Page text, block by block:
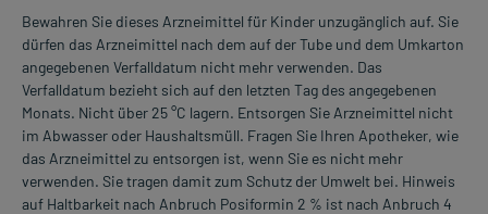
Bewahren Sie dieses Arzneimittel für Kinder unzugänglich auf. Sie
dürfen das Arzneimittel nach dem auf der Tube und dem Umkarton
angegebenen Verfalldatum nicht mehr verwenden. Das
Verfalldatum bezieht sich auf den letzten Tag des angegebenen
Monats. Nicht über 25 °C lagern. Entsorgen Sie Arzneimittel nicht
im Abwasser oder Haushaltsmüll. Fragen Sie Ihren Apotheker, wie
das Arzneimittel zu entsorgen ist, wenn Sie es nicht mehr
verwenden. Sie tragen damit zum Schutz der Umwelt bei. Hinweis
auf Haltbarkeit nach Anbruch Posiformin 2 % ist nach Anbruch 4